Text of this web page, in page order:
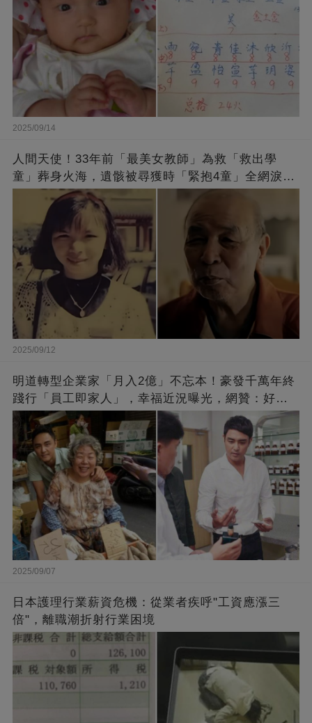
2025/09/14
人間天使！33年前「最美女教師」為救「救出學
童」葬身火海，遺骸被尋獲時「緊抱4童」全網淚
崩：真正的英雄不該被遺忘
2025/09/12
明道轉型企業家「月入2億」不忘本！豪發千萬年終
踐行「員工即家人」，幸福近況曝光，網贊：好老
闆的福報
2025/09/07
日本護理行業薪資危機：從業者疾呼"工資應漲三
倍"，離職潮折射行業困境